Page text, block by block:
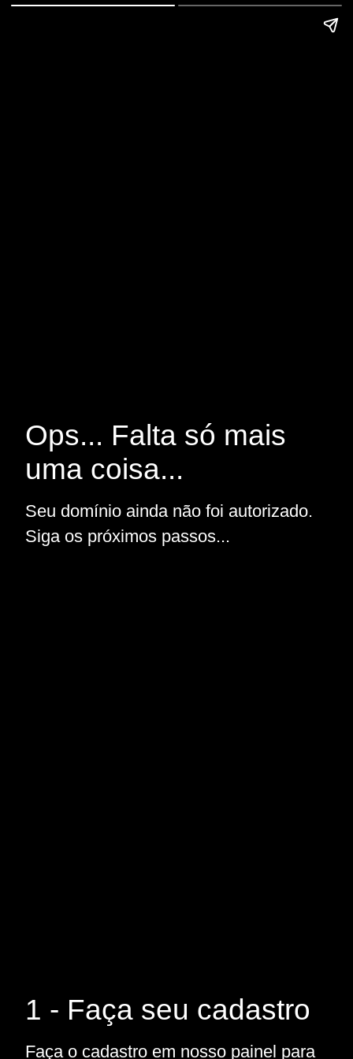
Ops... Falta só mais
uma coisa...
Seu domínio ainda não foi autorizado.
Siga os próximos passos...
1 - Faça seu cadastro
Faça o cadastro em nosso painel para